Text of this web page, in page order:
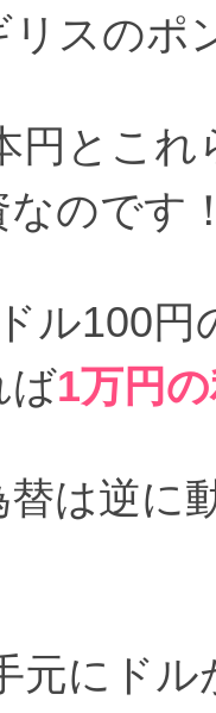
リスのポ
円とこ
なのです
ル100円
ば1万円
替は逆に
元にド